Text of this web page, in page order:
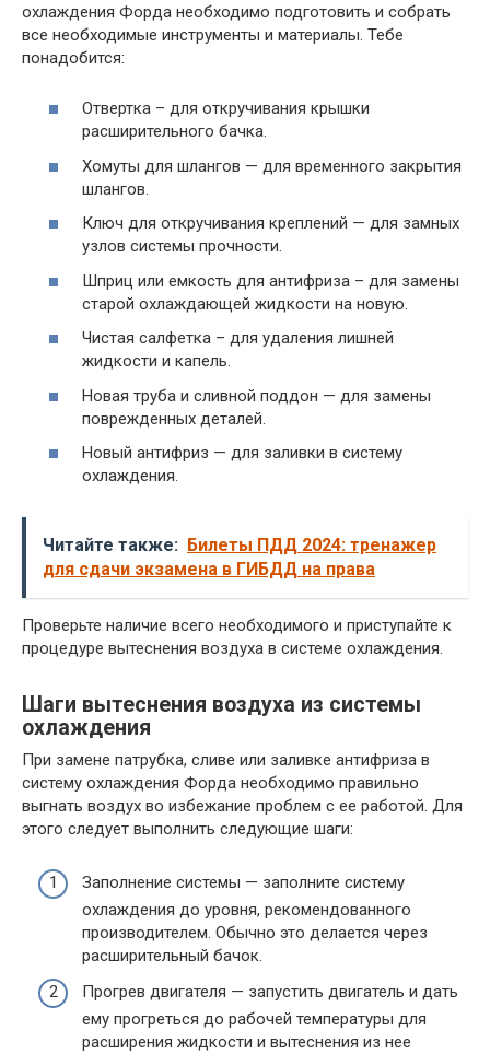
охлаждения Форда необходимо подготовить и собрать
все необходимые инструменты и материалы. Тебе
понадобится:
Отвертка – для откручивания крышки
расширительного бачка.
Хомуты для шлангов — для временного закрытия
шлангов.
Ключ для откручивания креплений — для замных
узлов системы прочности.
Шприц или емкость для антифриза – для замены
старой охлаждающей жидкости на новую.
Чистая салфетка – для удаления лишней
жидкости и капель.
Новая труба и сливной поддон — для замены
поврежденных деталей.
Новый антифриз — для заливки в систему
охлаждения.
Читайте также: Билеты ПДД 2024: тренажер
для сдачи экзамена в ГИБДД на права
Проверьте наличие всего необходимого и приступайте к
процедуре вытеснения воздуха в системе охлаждения.
Шаги вытеснения воздуха из системы
охлаждения
При замене патрубка, сливе или заливке антифриза в
систему охлаждения Форда необходимо правильно
выгнать воздух во избежание проблем с ее работой. Для
этого следует выполнить следующие шаги:
Заполнение системы — заполните систему
охлаждения до уровня, рекомендованного
производителем. Обычно это делается через
расширительный бачок.
Прогрев двигателя — запустить двигатель и дать
ему прогреться до рабочей температуры для
расширения жидкости и вытеснения из нее